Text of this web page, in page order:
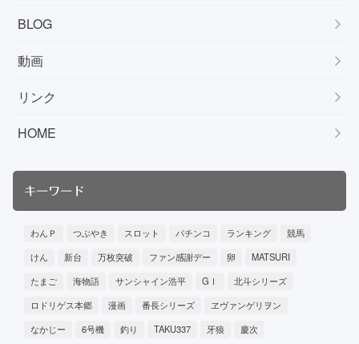
BLOG
動画
リンク
HOME
キーワード
わんＰ つぶやき スロット パチンコ ランキング
競馬
けん
新台 万枚突破 ファン感謝デー 卵
MATSURI
たまご
海物語 サンシャイン浩平 GⅠ
北斗シリーズ
ロドリゲス本郷
漫画 番長シリーズ
ヱヴァンゲリヲン
なかじー
6号機 釣り TAKU337 牙狼
慶次